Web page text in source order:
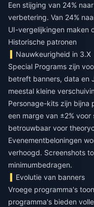
Een stijging van 24%
verbetering. Van 24%
UI-vergelijkingen maken
Historische patronen
Nauwkeurigheid in 3.X
Special Programs zijn
betreft banners, data en
meestal kleine
Personage-kits zijn
een marge van ±2%
betrouwbaar voor
Evenementbeloningen
verhoogd. Screenshots
minimumbedragen.
Evolutie van banners
Vroege programma's
programma's bieden